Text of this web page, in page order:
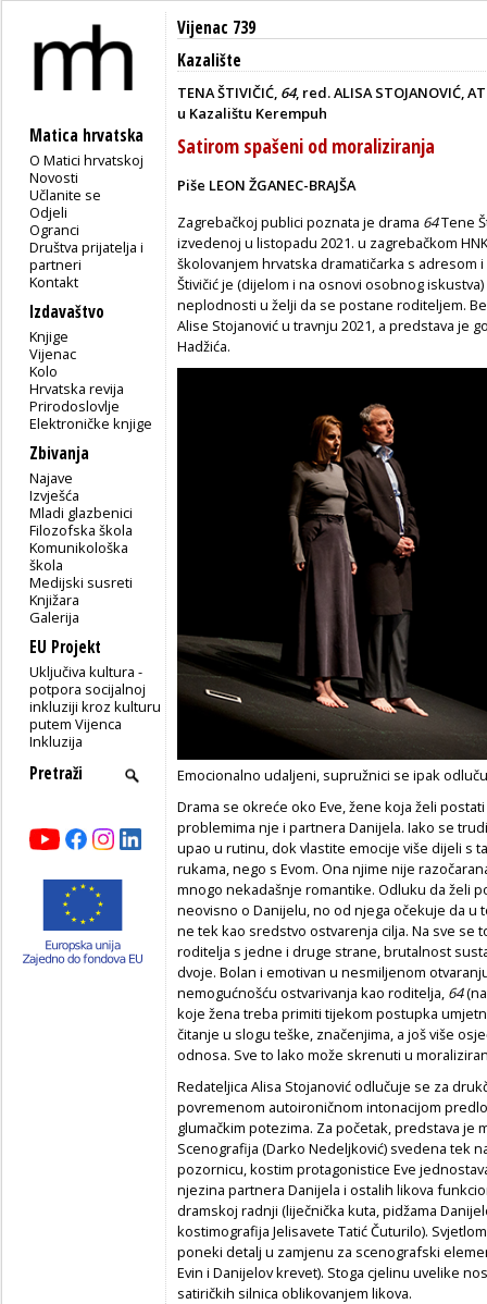
Matica hrvatska
O Matici hrvatskoj
Novosti
Učlanite se
Odjeli
Ogranci
Društva prijatelja i
partneri
Kontakt
Izdavaštvo
Knjige
Vijenac
Kolo
Hrvatska revija
Prirodoslovlje
Elektroničke knjige
Zbivanja
Najave
Izvješća
Mladi glazbenici
Filozofska škola
Komunikološka
škola
Medijski susreti
Knjižara
Galerija
EU Projekt
Uključiva kultura -
potpora socijalnoj
inkluziji kroz kulturu
putem Vijenca
Inkluzija
Vijenac 739
Kazalište
TENA ŠTIVIČIĆ, 64, red. ALISA STOJANOVIĆ,
u Kazalištu Kerempuh
Satirom spašeni od moraliziranja
Piše LEON ŽGANEC-BRAJŠA
Zagrebačkoj publici poznata je drama 64Tene
izvedenoj u listopadu 2021. u zagrebačkom
školovanjem hrvatska dramatičarka s adresom
Štivičić je (dijelom i na osnovi osobnog
neplodnosti u želji da se postane roditeljem.
Alise Stojanović u travnju 2021, a predstava je
Hadžića.
Emocionalno udaljeni, supružnici se ipak
Drama se okreće oko Eve, žene koja želi
problemima nje i partnera Danijela. Iako se
upao u rutinu, dok vlastite emocije više dijeli s
rukama, nego s Evom. Ona njime nije
mnogo nekadašnje romantike. Odluku da želi
neovisno o Danijelu, no od njega očekuje da
ne tek kao sredstvo ostvarenja cilja. Na sve se
roditelja s jedne i druge strane, brutalnost
dvoje. Bolan i emotivan u nesmiljenom
nemogućnošću ostvarivanja kao roditelja, 64
koje žena treba primiti tijekom postupka
čitanje u slogu teške, značenjima, a još više
odnosa. Sve to lako može skrenuti u
Redateljica Alisa Stojanović odlučuje se za
povremenom autoironičnom intonacijom
glumačkim potezima. Za početak, predstava je
Scenografija (Darko Nedeljković) svedena tek
pozornicu, kostim protagonistice Eve
njezina partnera Danijela i ostalih likova
dramskoj radnji (liječnička kuta, pidžama
kostimografija Jelisavete Tatić Čuturilo).
poneki detalj u zamjenu za scenografski
Evin i Danijelov krevet). Stoga cjelinu uvelike
satiričkih silnica oblikovanjem likova.